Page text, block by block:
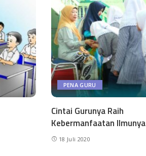
PENA GURU
Cintai Gurunya Raih
Kebermanfaatan Ilmunya
18 Juli 2020